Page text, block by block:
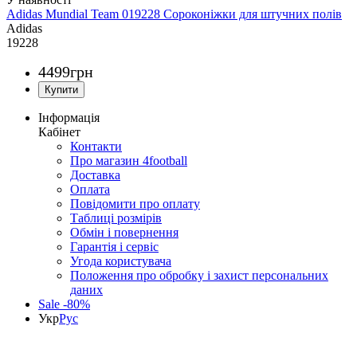
Adidas Mundial Team 019228 Сороконіжки для штучних полів
Adidas
19228
4499грн
Інформація
Кабінет
Контакти
Про магазин 4football
Доставка
Оплата
Повідомити про оплату
Таблиці розмірів
Обмін і повернення
Гарантія і сервіс
Угода користувача
Положення про обробку і захист персональних
даних
Sale -80%
УкрРус